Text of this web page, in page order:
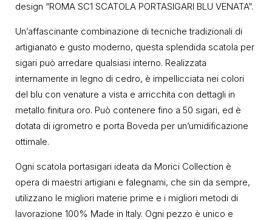
design “ROMA SC1 SCATOLA PORTASIGARI BLU VENATA”.
Un’affascinante combinazione di tecniche tradizionali di
artigianato e gusto moderno, questa splendida scatola per
sigari può arredare qualsiasi interno. Realizzata
internamente in legno di cedro, è impellicciata nei colori
del blu con venature a vista e arricchita con dettagli in
metallo finitura oro. Può contenere fino a 50 sigari, ed è
dotata di igrometro e porta Boveda per un’umidificazione
ottimale.
Ogni scatola portasigari ideata da Morici Collection è
opera di maestri artigiani e falegnami, che sin da sempre,
utilizzano le migliori materie prime e i migliori metodi di
lavorazione 100% Made in Italy. Ogni pezzo è unico e